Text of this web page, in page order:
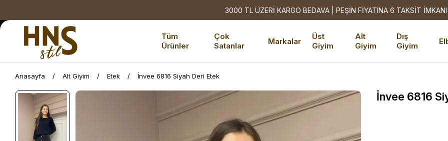
3000 TL ÜZERİ KARGO BEDAVA | PEŞİN FİYATINA 6 TAKSİT İMKANI
Tüm
Ürünler
Çok
Satanlar
Markalar
Üst
Giyim
Alt
Giyim
Dış
Giyim
Anasayfa Alt Giyim Etek İnvee 6816 Siyah Deri Etek
İnvee 6816